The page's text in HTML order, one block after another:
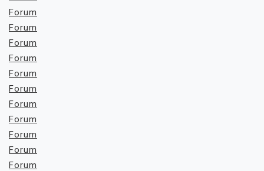
Forum
Forum
Forum
Forum
Forum
Forum
Forum
Forum
Forum
Forum
Forum